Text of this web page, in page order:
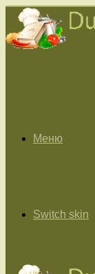
Меню
Switch skin